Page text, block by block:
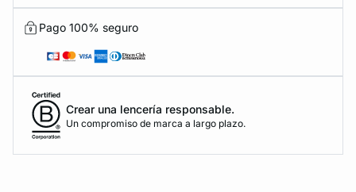
Pago 100% seguro
Crear una lencería responsable.
Un compromiso de marca a largo plazo.